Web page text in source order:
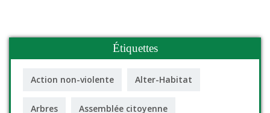
Étiquettes
Action non-violente Alter-Habitat
Arbres Assemblée citoyenne